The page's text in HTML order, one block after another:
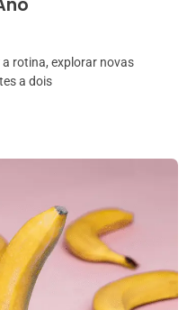
a rotina, explorar novas
a dois